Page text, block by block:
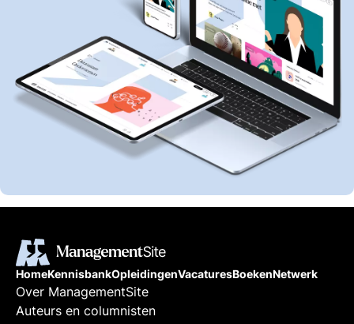
HomeKennisbankOpleidingenVacaturesBoekenNetwerk
Over ManagementSite
Auteurs en columnisten